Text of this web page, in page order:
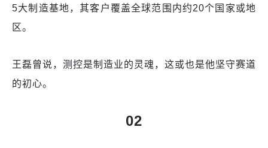
5大制造基地，其客户覆盖全球范围内约20个国家或地
区。
王磊曾说，测控是制造业的灵魂，这或也是他坚守赛道
的初心。
02